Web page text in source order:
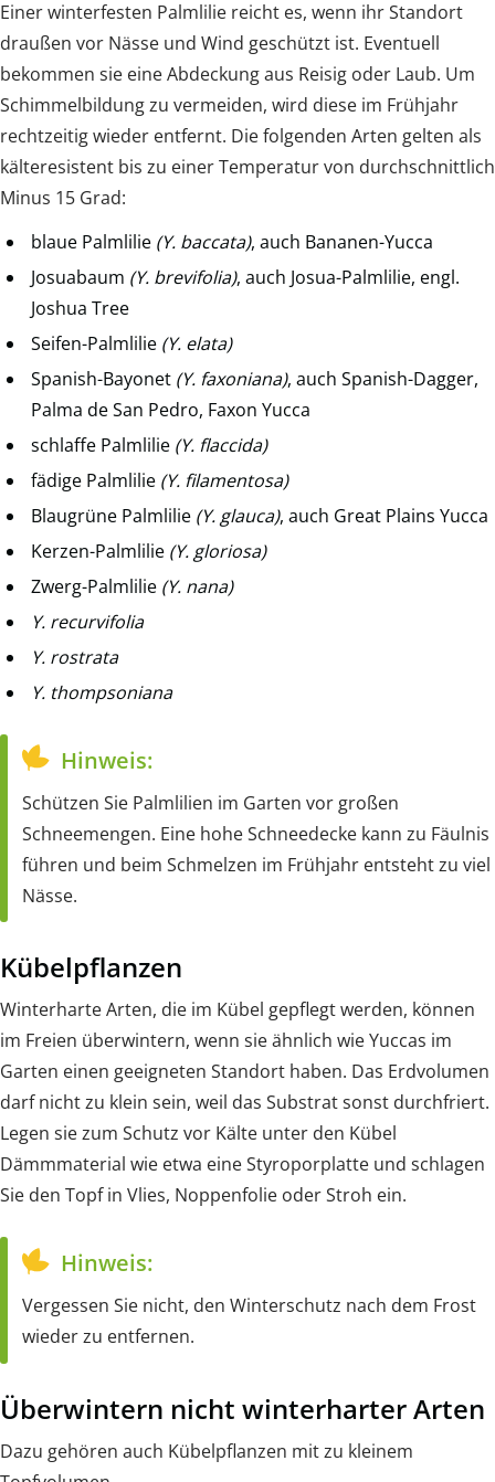
Einer winterfesten Palmlilie reicht es, wenn ihr Standort
draußen vor Nässe und Wind geschützt ist. Eventuell
bekommen sie eine Abdeckung aus Reisig oder Laub. Um
Schimmelbildung zu vermeiden, wird diese im Frühjahr
rechtzeitig wieder entfernt. Die folgenden Arten gelten als
kälteresistent bis zu einer Temperatur von durchschnittlich
Minus 15 Grad:
blaue Palmlilie (Y. baccata), auch Bananen-Yucca
Josuabaum (Y. brevifolia), auch Josua-Palmlilie, engl.
Joshua Tree
Seifen-Palmlilie (Y. elata)
Spanish-Bayonet (Y. faxoniana), auch Spanish-Dagger,
Palma de San Pedro, Faxon Yucca
schlaffe Palmlilie (Y. flaccida)
fädige Palmlilie (Y. filamentosa)
Blaugrüne Palmlilie (Y. glauca), auch Great Plains Yucca
Kerzen-Palmlilie (Y. gloriosa)
Zwerg-Palmlilie (Y. nana)
Y. recurvifolia
Y. rostrata
Y. thompsoniana
Hinweis:
Schützen Sie Palmlilien im Garten vor großen
Schneemengen. Eine hohe Schneedecke kann zu Fäulnis
führen und beim Schmelzen im Frühjahr entsteht zu viel
Nässe.
Kübelpflanzen
Winterharte Arten, die im Kübel gepflegt werden, können
im Freien überwintern, wenn sie ähnlich wie Yuccas im
Garten einen geeigneten Standort haben. Das Erdvolumen
darf nicht zu klein sein, weil das Substrat sonst durchfriert.
Legen sie zum Schutz vor Kälte unter den Kübel
Dämmmaterial wie etwa eine Styroporplatte und schlagen
Sie den Topf in Vlies, Noppenfolie oder Stroh ein.
Hinweis:
Vergessen Sie nicht, den Winterschutz nach dem Frost
wieder zu entfernen.
Überwintern nicht winterharter Arten
Dazu gehören auch Kübelpflanzen mit zu kleinem